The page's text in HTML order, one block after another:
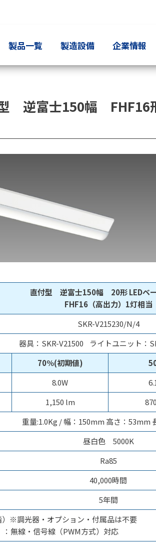
製品一覧 製造設備 企業情報
型 逆富士150幅
直付型 逆富士150幅 20形 LEDベ
FHF16（高出力）1灯相当
SKR-V215230/N/4
器具：SKR-V21500 ライトユニット：
70％(初期値)
8.0W
1,150 lm
重量:1.0Kg / 幅：150mm 高さ：53mm
昼白色 5000K
Ra85
40,000時間
5年間
※調光器・オプション・付属品は不要
無線・信号線（PWM方式）対応